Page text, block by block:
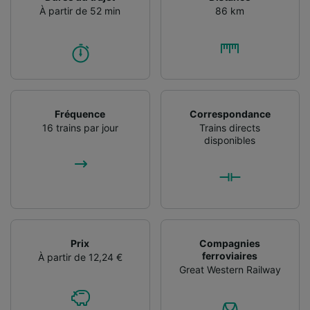
À partir de 52 min
86 km
Fréquence
16 trains par jour
Correspondance
Trains directs
disponibles
Prix
À partir de 12,24 €
Compagnies
ferroviaires
Great Western Railway
performance des publicités et du contenu,
études d’audience et développement de
Liste de nos partenaires (fournisseurs)